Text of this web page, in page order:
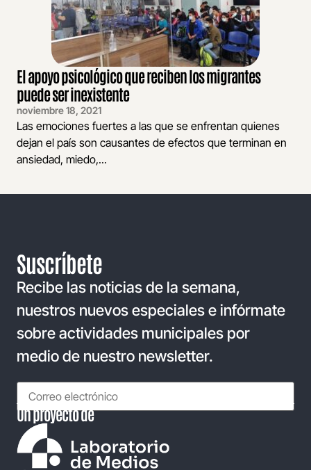
El apoyo psicológico que reciben los migrantes
puede ser inexistente
noviembre 18, 2021
Las emociones fuertes a las que se enfrentan quienes
dejan el país son causantes de efectos que terminan en
ansiedad, miedo,...
Suscríbete
Recibe las noticias de la semana,
nuestros nuevos especiales e infórmate
sobre actividades municipales por
medio de nuestro newsletter.
Un proyecto de